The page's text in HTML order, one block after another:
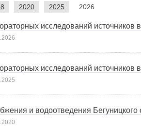
2020 2025 2026
исследований источников
исследований источников
и водоотведения Бегуницкого